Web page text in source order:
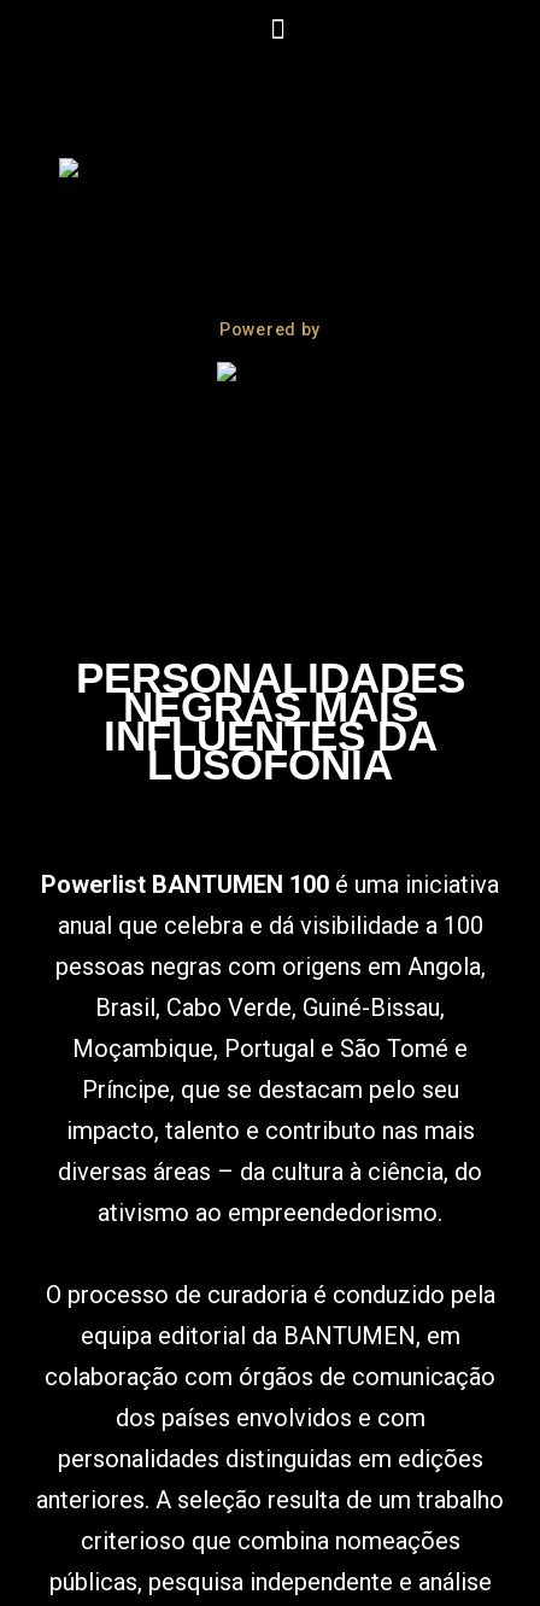
Powered by
PERSONALIDADES
NEGRAS MAIS
INFLUENTES DA
LUSOFONIA
Powerlist BANTUMEN 100 é uma iniciativa
anual que celebra e dá visibilidade a 100
pessoas negras com origens em Angola,
Brasil, Cabo Verde, Guiné-Bissau,
Moçambique, Portugal e São Tomé e
Príncipe, que se destacam pelo seu
impacto, talento e contributo nas mais
diversas áreas – da cultura à ciência, do
ativismo ao empreendedorismo.
O processo de curadoria é conduzido pela
equipa editorial da BANTUMEN, em
colaboração com órgãos de comunicação
dos países envolvidos e com
personalidades distinguidas em edições
anteriores. A seleção resulta de um trabalho
criterioso que combina nomeações
públicas, pesquisa independente e análise